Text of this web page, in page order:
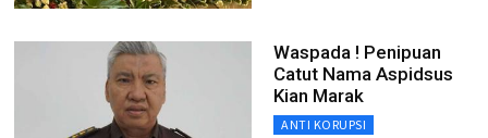
Waspada ! Penipuan
Catut Nama Aspidsus
Kian Marak
ANTI KORUPSI